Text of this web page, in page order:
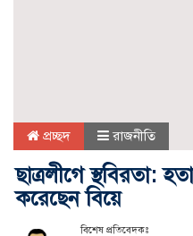
প্রচ্ছদ রাজনীতি
ছাত্রলীগে স্থবিরতা:
করেছেন বিয়ে
বিশেষ প্রতিবেদকঃ